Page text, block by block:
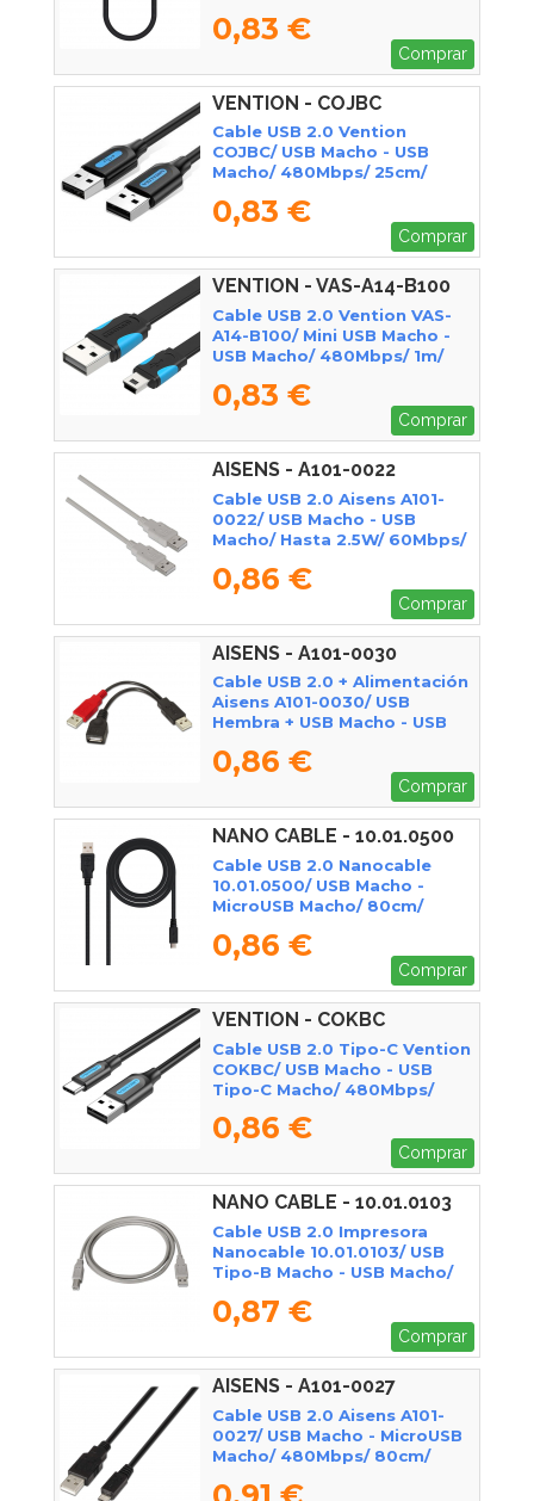
0,83 €
Comprar
VENTION - COJBC
Cable USB 2.0 Vention
COJBC/ USB Macho - USB
Macho/ 480Mbps/ 25cm/
0,83 €
Comprar
VENTION - VAS-A14-B100
Cable USB 2.0 Vention VAS-
A14-B100/ Mini USB Macho -
USB Macho/ 480Mbps/ 1m/
0,83 €
Comprar
AISENS - A101-0022
Cable USB 2.0 Aisens A101-
0022/ USB Macho - USB
Macho/ Hasta 2.5W/ 60Mbps/
0,86 €
Comprar
AISENS - A101-0030
Cable USB 2.0 + Alimentación
Aisens A101-0030/ USB
Hembra + USB Macho - USB
15cm/ Negro/ Rojo
0,86 €
Comprar
NANO CABLE - 10.01.0500
Cable USB 2.0 Nanocable
10.01.0500/ USB Macho -
MicroUSB Macho/ 80cm/
0,86 €
Comprar
VENTION - COKBC
Cable USB 2.0 Tipo-C Vention
COKBC/ USB Macho - USB
Tipo-C Macho/ 480Mbps/
0,86 €
Comprar
NANO CABLE - 10.01.0103
Cable USB 2.0 Impresora
Nanocable 10.01.0103/ USB
Tipo-B Macho - USB Macho/
0,87 €
Comprar
AISENS - A101-0027
Cable USB 2.0 Aisens A101-
0027/ USB Macho - MicroUSB
Macho/ 480Mbps/ 80cm/